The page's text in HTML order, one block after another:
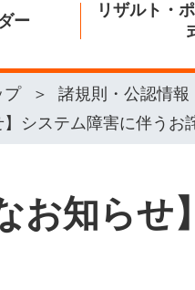
ー
リザルト・
プ 諸規則・公認情報
】システム障害に伴う
お知ら